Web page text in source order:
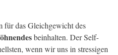
für das Gleichgewicht des
beinhalten. Der Self-
wenn wir uns in stressigen